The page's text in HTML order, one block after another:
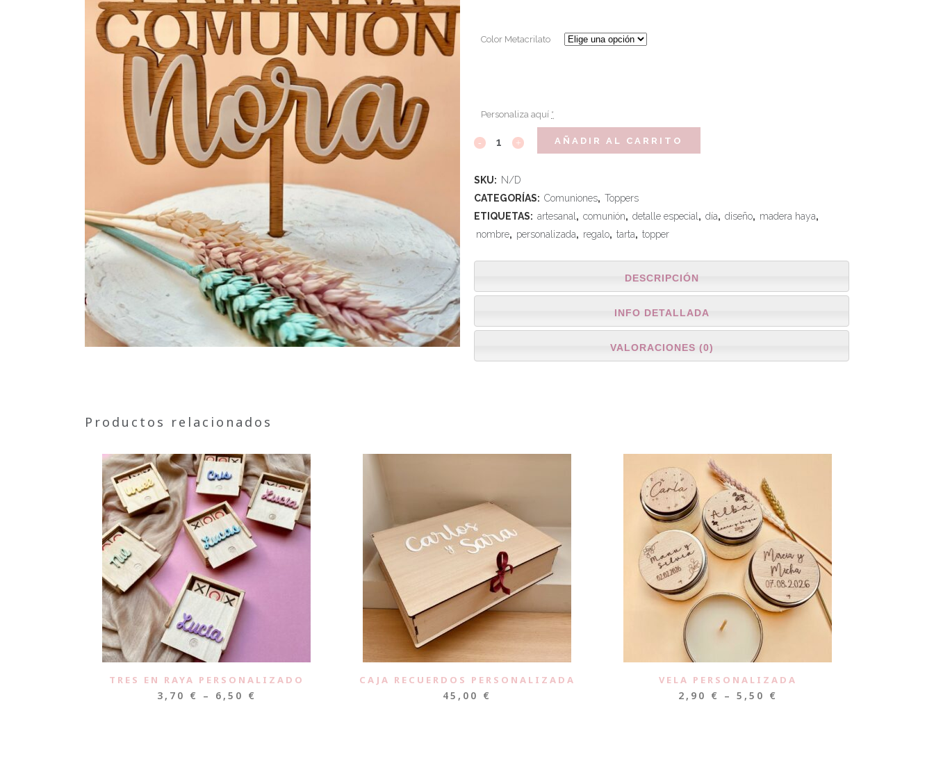
Color Metacrilato
Personaliza aquí *
AÑADIR AL CARRITO
SKU: N/D
CATEGORÍAS: Comuniones, Toppers
ETIQUETAS: artesanal , comunión, detalle especial , día, diseño, madera haya,
nombre, personalizada, regalo, tarta, topper
DESCRIPCIÓN
INFO DETALLADA
VALORACIONES (0)
Productos relacionados
TRES EN RAYA PERSONALIZADO
3,70 € – 6,50 €
CAJA RECUERDOS PERSONALIZADA
45,00 €
VELA PERSONALIZADA
2,90 € – 5,50 €